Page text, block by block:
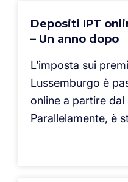
Depositi IPT
– Un anno dopo
L’imposta sui
Lussemburgo è
online a partire
Parallelamente, è